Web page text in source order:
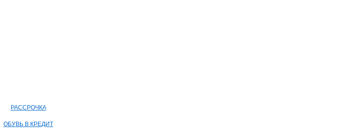
РАССРОЧКА
ОБУВЬ В КРЕДИТ